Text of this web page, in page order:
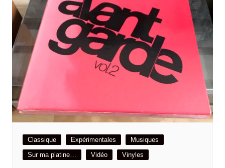
Classique Expérimentales
Musiques
Sur ma platine…
Vidéo Vinyles